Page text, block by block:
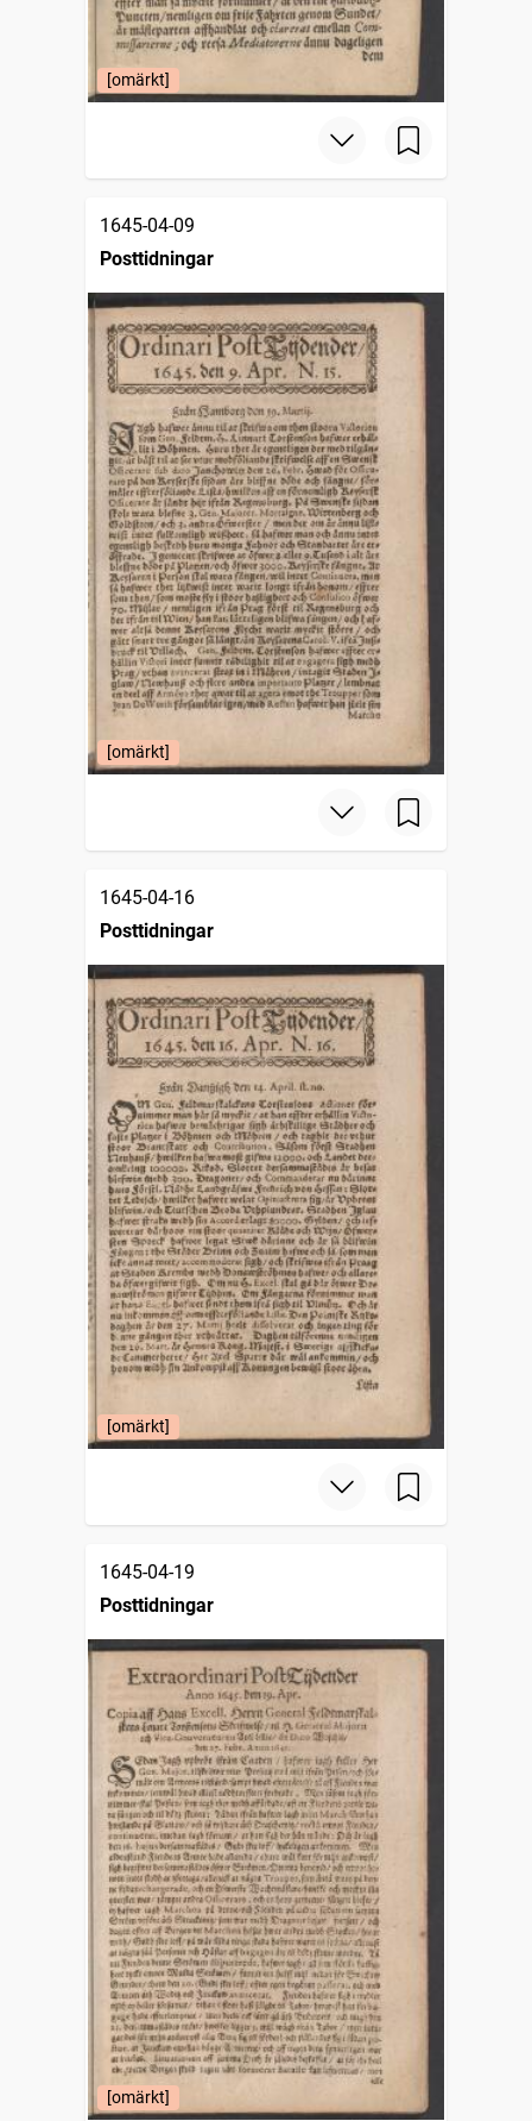
[omärkt]
1645-04-09
Posttidningar
[omärkt]
1645-04-16
Posttidningar
[omärkt]
1645-04-19
Posttidningar
[omärkt]